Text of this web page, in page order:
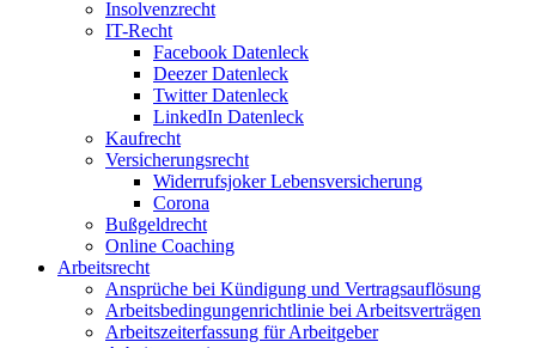
Insolvenzrecht
IT-Recht
Facebook Datenleck
Deezer Datenleck
Twitter Datenleck
LinkedIn Datenleck
Kaufrecht
Versicherungsrecht
Widerrufsjoker Lebensversicherung
Corona
Bußgeldrecht
Online Coaching
Arbeitsrecht
Ansprüche bei Kündigung und Vertragsauflösung
Arbeitsbedingungenrichtlinie bei Arbeitsverträgen
Arbeitszeiterfassung für Arbeitgeber